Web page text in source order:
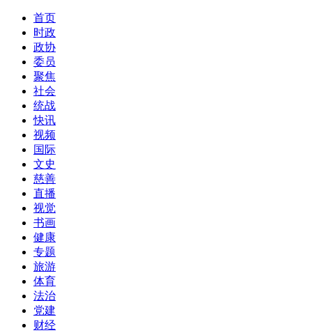
首页
时政
政协
委员
聚焦
社会
统战
快讯
视频
国际
文史
慈善
直播
视觉
书画
健康
专题
旅游
体育
法治
党建
财经